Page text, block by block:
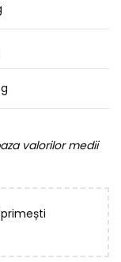
valorilor medii